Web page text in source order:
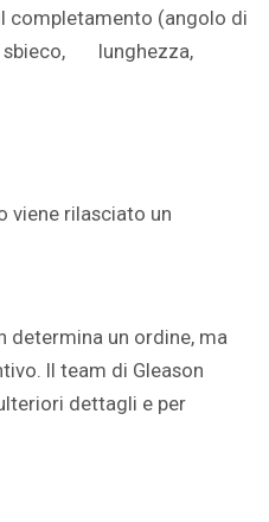
completamento (angolo di
sbieco, lunghezza,
viene rilasciato un
determina un ordine, ma
Il team di Gleason
dettagli e per